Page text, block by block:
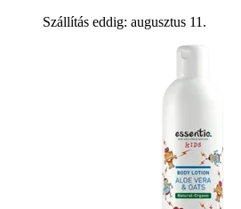
Szállítás eddig: augusztus 11.